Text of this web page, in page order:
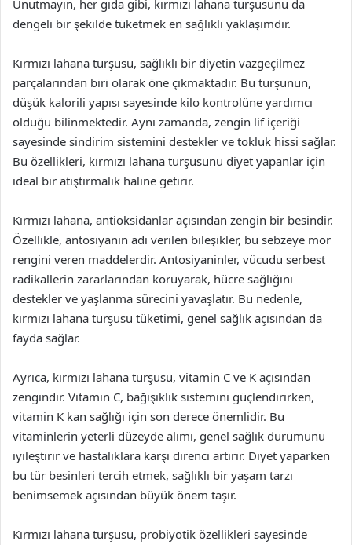
Unutmayın, her gıda gibi, kırmızı lahana turşusunu da
dengeli bir şekilde tüketmek en sağlıklı yaklaşımdır.
Kırmızı lahana turşusu, sağlıklı bir diyetin vazgeçilmez
parçalarından biri olarak öne çıkmaktadır. Bu turşunun,
düşük kalorili yapısı sayesinde kilo kontrolüne yardımcı
olduğu bilinmektedir. Aynı zamanda, zengin lif içeriği
sayesinde sindirim sistemini destekler ve tokluk hissi sağlar.
Bu özellikleri, kırmızı lahana turşusunu diyet yapanlar için
ideal bir atıştırmalık haline getirir.
Kırmızı lahana, antioksidanlar açısından zengin bir besindir.
Özellikle, antosiyanin adı verilen bileşikler, bu sebzeye mor
rengini veren maddelerdir. Antosiyaninler, vücudu serbest
radikallerin zararlarından koruyarak, hücre sağlığını
destekler ve yaşlanma sürecini yavaşlatır. Bu nedenle,
kırmızı lahana turşusu tüketimi, genel sağlık açısından da
fayda sağlar.
Ayrıca, kırmızı lahana turşusu, vitamin C ve K açısından
zengindir. Vitamin C, bağışıklık sistemini güçlendirirken,
vitamin K kan sağlığı için son derece önemlidir. Bu
vitaminlerin yeterli düzeyde alımı, genel sağlık durumunu
iyileştirir ve hastalıklara karşı direnci artırır. Diyet yaparken
bu tür besinleri tercih etmek, sağlıklı bir yaşam tarzı
benimsemek açısından büyük önem taşır.
Kırmızı lahana turşusu, probiyotik özellikleri sayesinde